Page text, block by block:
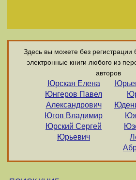
Здесь вы можете без регистрации
электронные книги любого из
авторов
Юрская Елена
Юнгеров Павел
Александрович
Югов Владимир
Юрский Сергей
Юрьевич